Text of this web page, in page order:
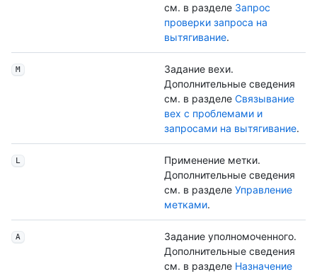
см. в разделе Запрос
проверки запроса на
вытягивание.
M
Задание вехи.
Дополнительные сведения
см. в разделе Связывание
вех с проблемами и
запросами на вытягивание.
L
Применение метки.
Дополнительные сведения
см. в разделе Управление
метками.
A
Задание уполномоченного.
Дополнительные сведения
см. в разделе Назначение